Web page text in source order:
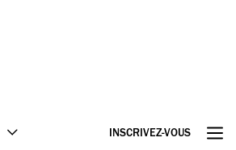
INSCRIVEZ-VOUS